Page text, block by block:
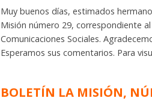
Muy buenos días, estimados
Misión número 29, correspondiente
Comunicaciones Sociales.
Esperamos sus comentarios. Para
BOLETÍN LA MISIÓN,